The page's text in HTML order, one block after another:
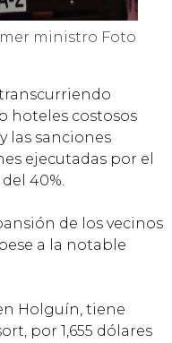
ministro Foto
hoteles costosos
las sanciones
ejecutadas por el
40%.
de los vecinos
a la notable
Holguín, tiene
por 1,655 dólares